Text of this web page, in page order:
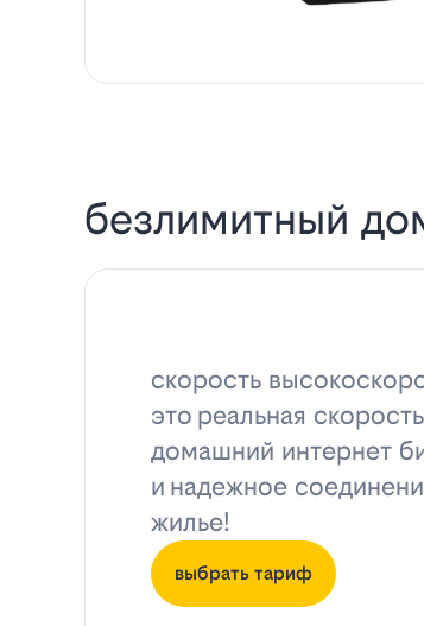
безлимитный
скорость
это реальная
домашний интернет
и надежное
жилье!
выбрать тариф